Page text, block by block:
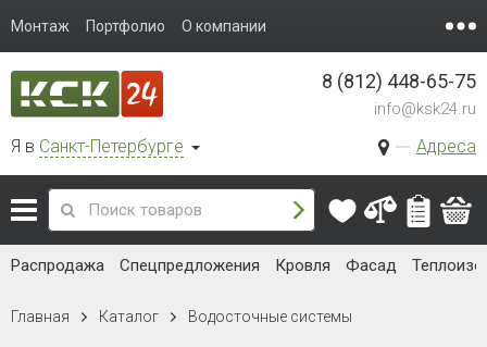
Монтаж Портфолио О компании
Я в Санкт-Петербурге Адреса
8 (812) 448-65-75
info@ksk24.ru
Распродажа Спецпредложения Кровля Фасад
Главная Каталог Водосточные системы